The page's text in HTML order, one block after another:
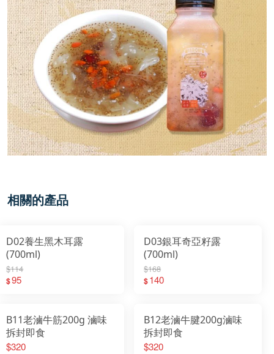
相關的產品
D02養生黑木耳露
(700ml)
$114
$95
D03銀耳奇亞籽露
(700ml)
$168
$140
B11老滷牛筋200g 滷味
拆封即食
$320
B12老滷牛腱200g滷味
拆封即食
$320